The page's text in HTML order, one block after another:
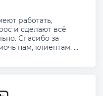
работать,
и сделают всё
Спасибо за
нам, клиентам. ...